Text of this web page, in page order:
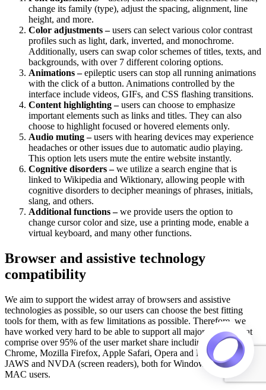
change its family (type), adjust the spacing, alignment, line
height, and more.
Color adjustments –users can select various color contrast
profiles such as light, dark, inverted, and monochrome.
Additionally, users can swap color schemes of titles, texts, and
backgrounds, with over 7 different coloring options.
Animations –epileptic users can stop all running animations
with the click of a button. Animations controlled by the
interface include videos, GIFs, and CSS flashing transitions.
Content highlighting –users can choose to emphasize
important elements such as links and titles. They can also
choose to highlight focused or hovered elements only.
Audio muting –users with hearing devices may experience
headaches or other issues due to automatic audio playing.
This option lets users mute the entire website instantly.
Cognitive disorders –we utilize a search engine that is
linked to Wikipedia and Wiktionary, allowing people with
cognitive disorders to decipher meanings of phrases, initials,
slang, and others.
Additional functions –we provide users the option to
change cursor color and size, use a printing mode, enable a
virtual keyboard, and many other functions.
Browser and assistive technology
compatibility
We aim to support the widest array of browsers and assistive
technologies as possible, so our users can choose the best fitting
tools for them, with as few limitations as possible. Therefore, we
have worked very hard to be able to support all major systems that
comprise over 95% of the user market share including Google
Chrome, Mozilla Firefox, Apple Safari, Opera and Microsoft Edge,
JAWS and NVDA (screen readers), both for Windows and for
MAC users.